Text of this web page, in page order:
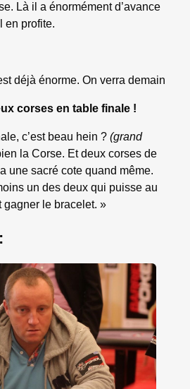
Là il a énormément d’avance
en profite.
déjà énorme. On verra demain
corses en table finale !
c’est beau hein ? (grand
la Corse. Et deux corses de
une sacré cote quand même.
un des deux qui puisse au
gagner le bracelet. »